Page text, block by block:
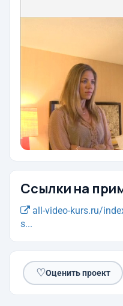
Ссылки на
all-video-kurs.ru/
s...
♡Оценить проект